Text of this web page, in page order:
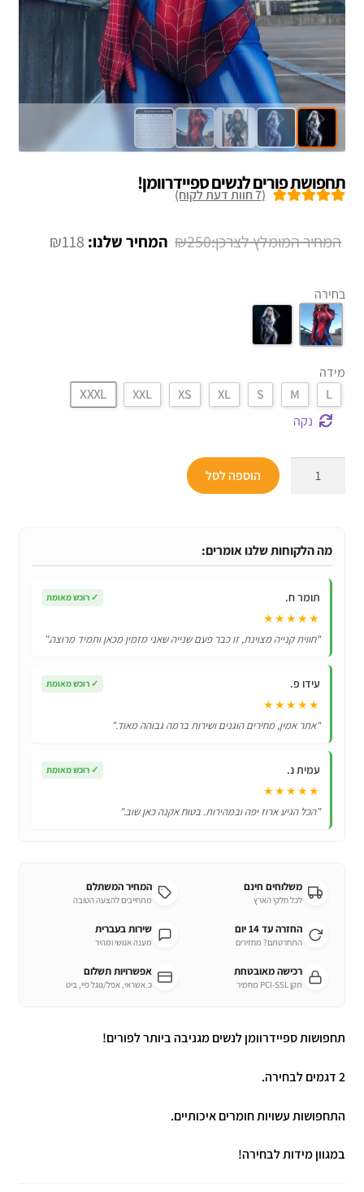
תחפושת פורים לנשים ספיידרוומן!
(
7חוות דעת לקוח)
₪250
המחיר
₪118 המחיר
בחירה
מידה
L
M
S
XL
XS
XXL
XXXL
נקה
לנשים
הוספה לסל
מה הלקוחות שלנו אומרים:
תומר ח. ✓ רוכש מאומת
★★★★★
"חווית קנייה מצוינת, זו כבר פעם שנייה שאני מזמין מכאן ותמיד מרוצה."
עידו פ. ✓ רוכש מאומת
★★★★★
"אתר אמין, מחירים הוגנים ושירות ברמה גבוהה מאוד."
עמית נ. ✓ רוכש מאומת
★★★★★
"הכל הגיע ארוז יפה ובמהירות. בטוח אקנה כאן שוב."
משלוחים חינם
לכל חלקי הארץ
המחיר המשתלם
מתחייבים להצעה הטובה
החזרה עד 14 יום
התחרטתם? מחזירים
שירות בעברית
מענה אנושי ומהיר
רכישה מאובטחת
תקן PCI-SSL מחמיר
אפשרויות תשלום
כ.אשראי, אפל/גוגל פיי, ביט
תחפושות ספיידרוומן לנשים מגניבה ביותר לפורים!
2 דגמים לבחירה.
התחפושות עשויות חומרים איכותיים.
במגוון מידות לבחירה!